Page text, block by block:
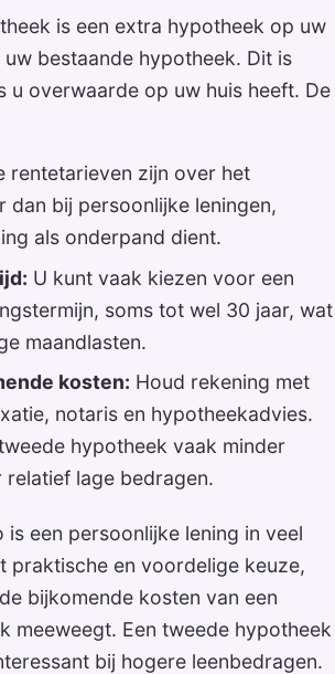
is een extra hypotheek op uw
bestaande hypotheek. Dit is
u overwaarde op uw huis heeft. De
rentetarieven zijn over het
dan bij persoonlijke leningen,
als onderpand dient.
U kunt vaak kiezen voor een
soms tot wel 30 jaar, wat
maandlasten.
kosten: Houd rekening met
notaris en hypotheekadvies.
hypotheek vaak minder
lage bedragen.
een persoonlijke lening in veel
praktische en voordelige keuze,
bijkomende kosten van een
meeweegt. Een tweede hypotheek
bij hogere leenbedragen.